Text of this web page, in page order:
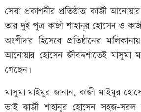
সেবা প্রকাশনীর প্রতিষ্ঠাতা কাজী
তার দুই পুত্র কাজী শাহানূর হোসেন ও
অংশীদার হিসেবে প্রতিষ্ঠানের
আনোয়ার হোসেন জীবদ্দশাতেই মাসুমা
গেছেন।
মাসুমা মাইমুর জানান, কাজী মাইমুর
ভাই কাজী শাহানূর হোসেন